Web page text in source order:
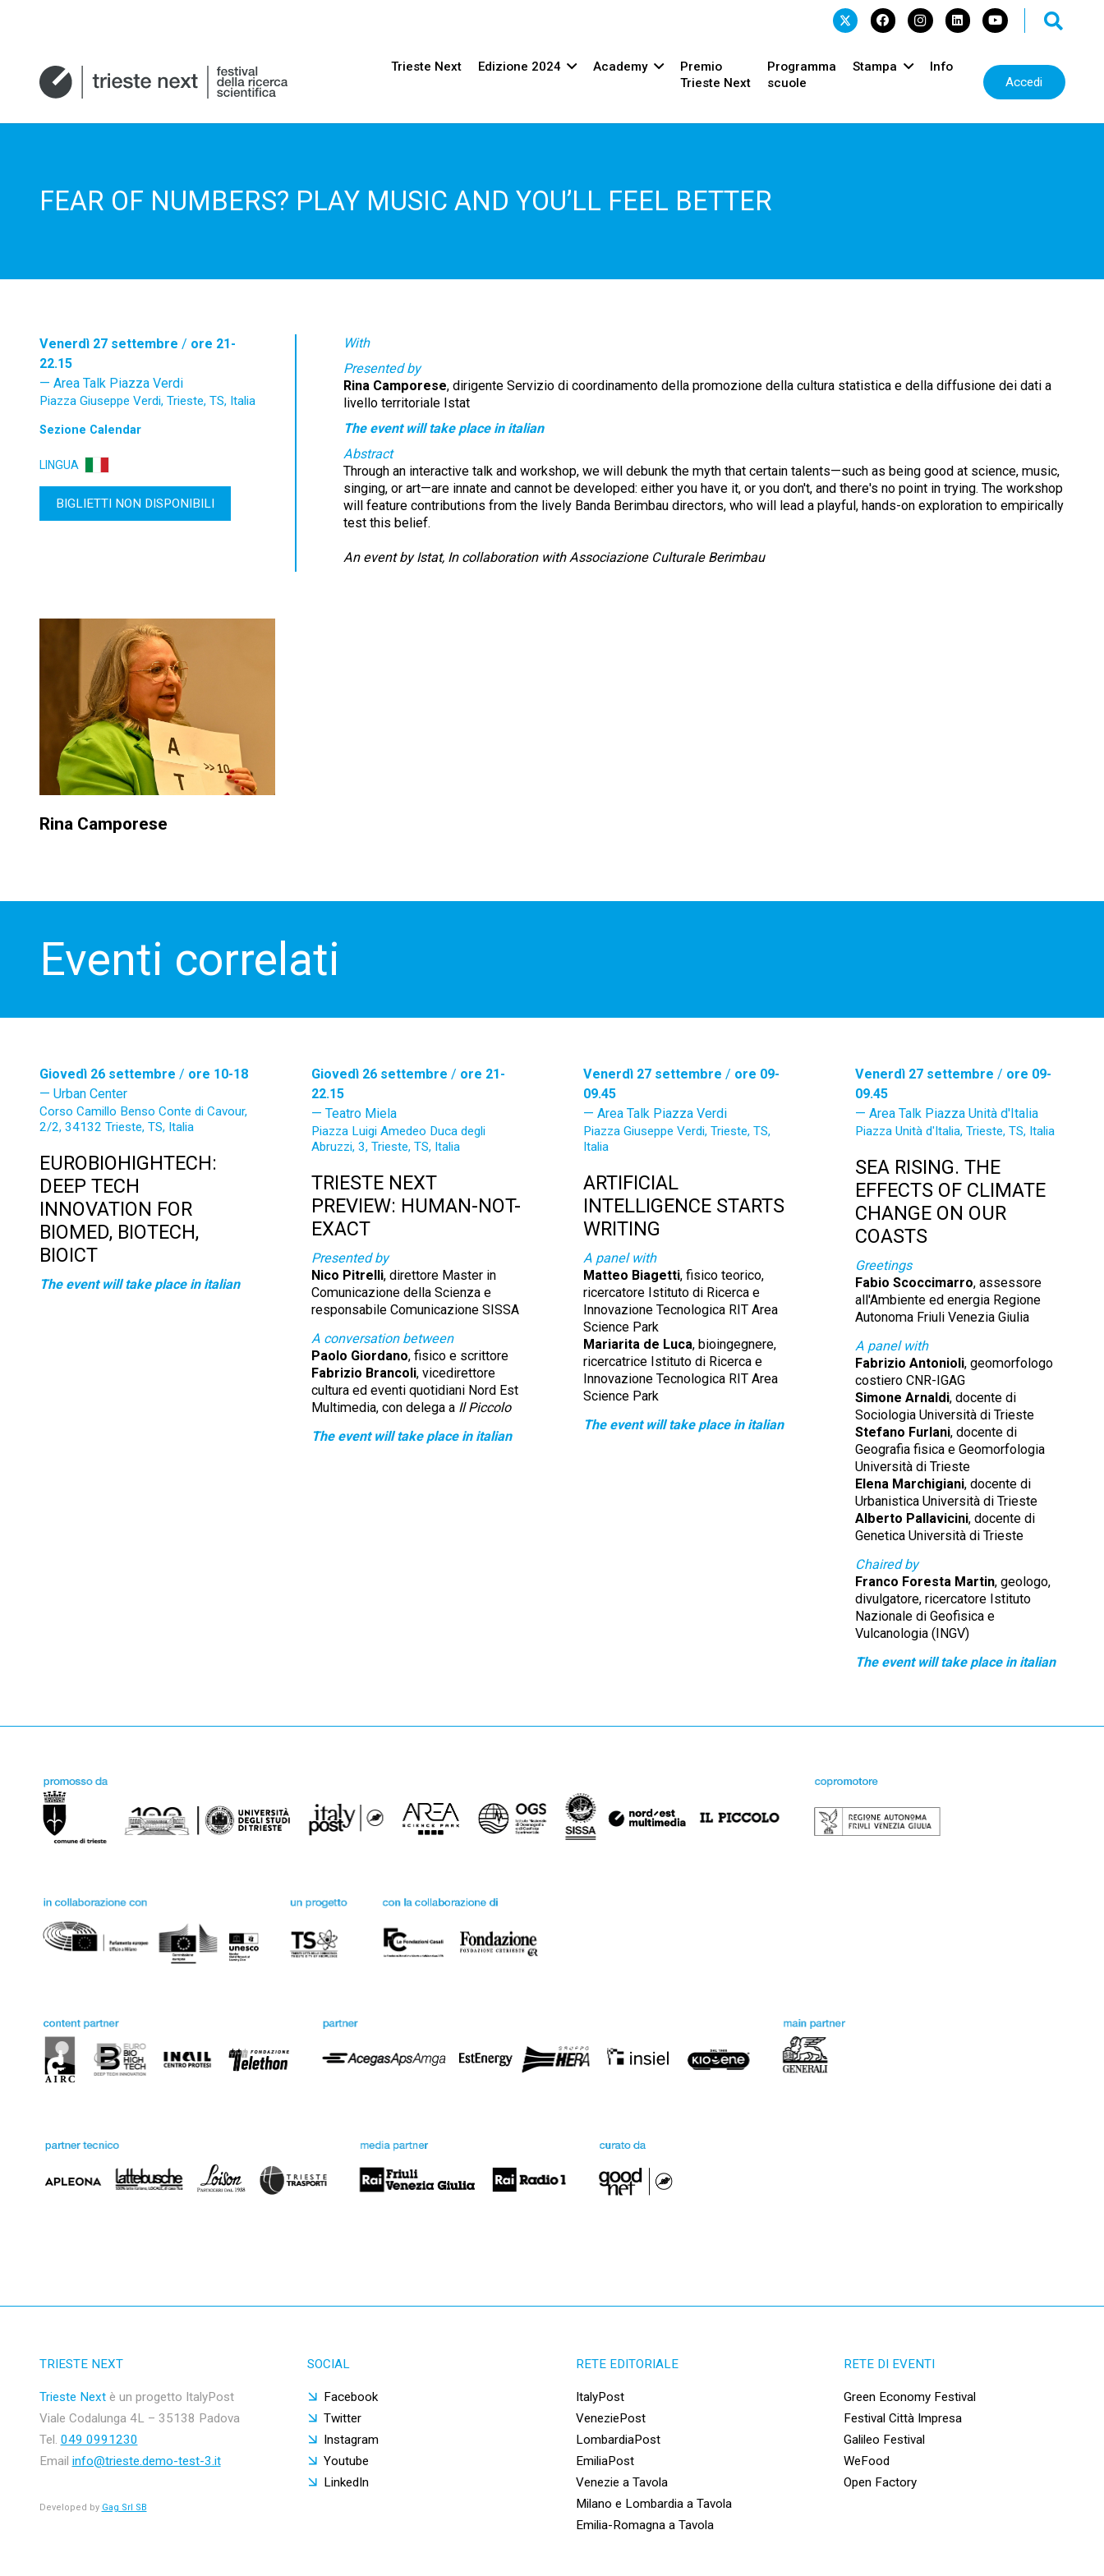
Trieste Next Edizione 2024 Academy
Premio
Trieste Next
Programma
scuole
Stampa
Info
Accedi
FEAR OF NUMBERS? PLAY MUSIC AND YOU’LL FEEL BETTER
Venerdì 27 settembre / ore 21-
22.15
Area Talk Piazza Verdi
Piazza Giuseppe Verdi, Trieste, TS, Italia
Sezione Calendar
LINGUA
BIGLIETTI NON DISPONIBILI
With
Presented by
Rina Camporese, dirigente Servizio di coordinamento della promozione della cultura statistica e della diffusione dei dati a
livello territoriale Istat
The event will take place in italian
Abstract
Through an interactive talk and workshop, we will debunk the myth that certain talents—such as being good at science, music,
singing, or art—are innate and cannot be developed: either you have it, or you don't, and there's no point in trying. The workshop
will feature contributions from the lively Banda Berimbau directors, who will lead a playful, hands-on exploration to empirically
test this belief.
An event by Istat, In collaboration with Associazione Culturale Berimbau
Rina Camporese
Eventi correlati
Giovedì 26 settembre / ore 10-18
Urban Center
Corso Camillo Benso Conte di Cavour,
2/2, 34132 Trieste, TS, Italia
EUROBIOHIGHTECH:
DEEP TECH
INNOVATION FOR
BIOMED, BIOTECH,
BIOICT
The event will take place in italian
Giovedì 26 settembre / ore 21-
22.15
Teatro Miela
Piazza Luigi Amedeo Duca degli
Abruzzi, 3, Trieste, TS, Italia
TRIESTE NEXT
PREVIEW: HUMAN-NOT-
EXACT
Presented by
Nico Pitrelli, direttore Master in
Comunicazione della Scienza e
responsabile Comunicazione SISSA
A conversation between
Paolo Giordano, fisico e scrittore
Fabrizio Brancoli, vicedirettore
cultura ed eventi quotidiani Nord Est
Multimedia, con delega a Il Piccolo
The event will take place in italian
Venerdì 27 settembre / ore 09-
09.45
Area Talk Piazza Verdi
Piazza Giuseppe Verdi, Trieste, TS,
Italia
ARTIFICIAL
INTELLIGENCE STARTS
WRITING
A panel with
Matteo Biagetti, fisico teorico,
ricercatore Istituto di Ricerca e
Innovazione Tecnologica RIT Area
Science Park
Mariarita de Luca, bioingegnere,
ricercatrice Istituto di Ricerca e
Innovazione Tecnologica RIT Area
Science Park
The event will take place in italian
Venerdì 27 settembre/ ore 09-
09.45
Area Talk Piazza Unità d'Italia
Piazza Unità d'Italia, Trieste, TS, Italia
SEA RISING. THE
EFFECTS OF CLIMATE
CHANGE ON OUR
COASTS
Greetings
Fabio Scoccimarro, assessore
all'Ambiente ed energia Regione
Autonoma Friuli Venezia Giulia
A panel with
Fabrizio Antonioli, geomorfologo
costiero CNR-IGAG
Simone Arnaldi, docente di
Sociologia Università di Trieste
Stefano Furlani, docente di
Geografia fisica e Geomorfologia
Università di Trieste
Elena Marchigiani, docente di
Urbanistica Università di Trieste
Alberto Pallavicini, docente di
Genetica Università di Trieste
Chaired by
Franco Foresta Martin, geologo,
divulgatore, ricercatore Istituto
Nazionale di Geofisica e
Vulcanologia (INGV)
The event will take place in italian
TRIESTE NEXT
Trieste Next è un progetto ItalyPost
Viale Codalunga 4L – 35138 Padova
Tel. 049 0991230
Email info@trieste.demo-test-3.it
Developed by Gag Srl SB
SOCIAL
Facebook
Twitter
Instagram
Youtube
LinkedIn
RETE EDITORIALE
ItalyPost
VeneziePost
LombardiaPost
EmiliaPost
Venezie a Tavola
Milano e Lombardia a Tavola
Emilia-Romagna a Tavola
RETE DI EVENTI
Green Economy Festival
Festival Città Impresa
Galileo Festival
WeFood
Open Factory